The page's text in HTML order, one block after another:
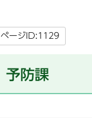
ページID:1129
予防課